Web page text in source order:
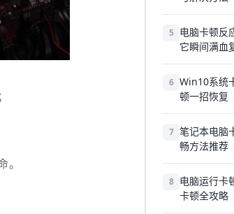
5 电脑卡顿反
它瞬间满血
6 Win10系统
顿一招恢复
7 笔记本电脑
畅方法推荐
8 电脑运行卡
卡顿全攻略